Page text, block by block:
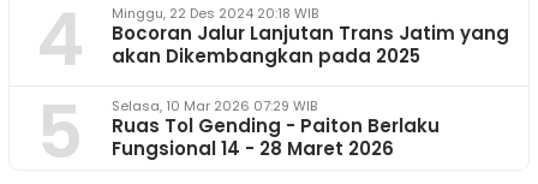
4 Minggu, 22 Des 2024 20:18 WIB
Bocoran Jalur Lanjutan Trans Jatim yang
akan Dikembangkan pada 2025
5 Selasa, 10 Mar 2026 07:29 WIB
Ruas Tol Gending - Paiton Berlaku
Fungsional 14 - 28 Maret 2026